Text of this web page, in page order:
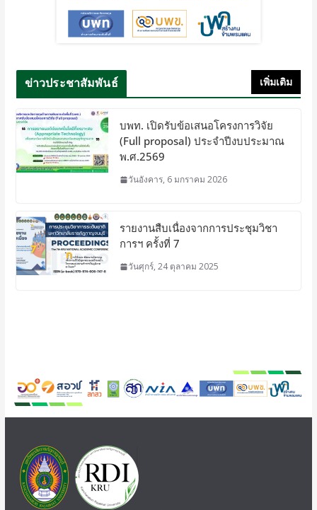
ข่าวประชาสัมพันธ์ เพิ่มเติม
บพท. เปิดรับข้อเสนอโครงการวิจัย
(Full proposal) ประจำปีงบประมาณ
พ.ศ.2569
วันอังคาร, 6 มกราคม 2026
รายงานสืบเนื่องจากการประชุมวิชา
การฯ ครั้งที่ 7
วันศุกร์, 24 ตุลาคม 2025